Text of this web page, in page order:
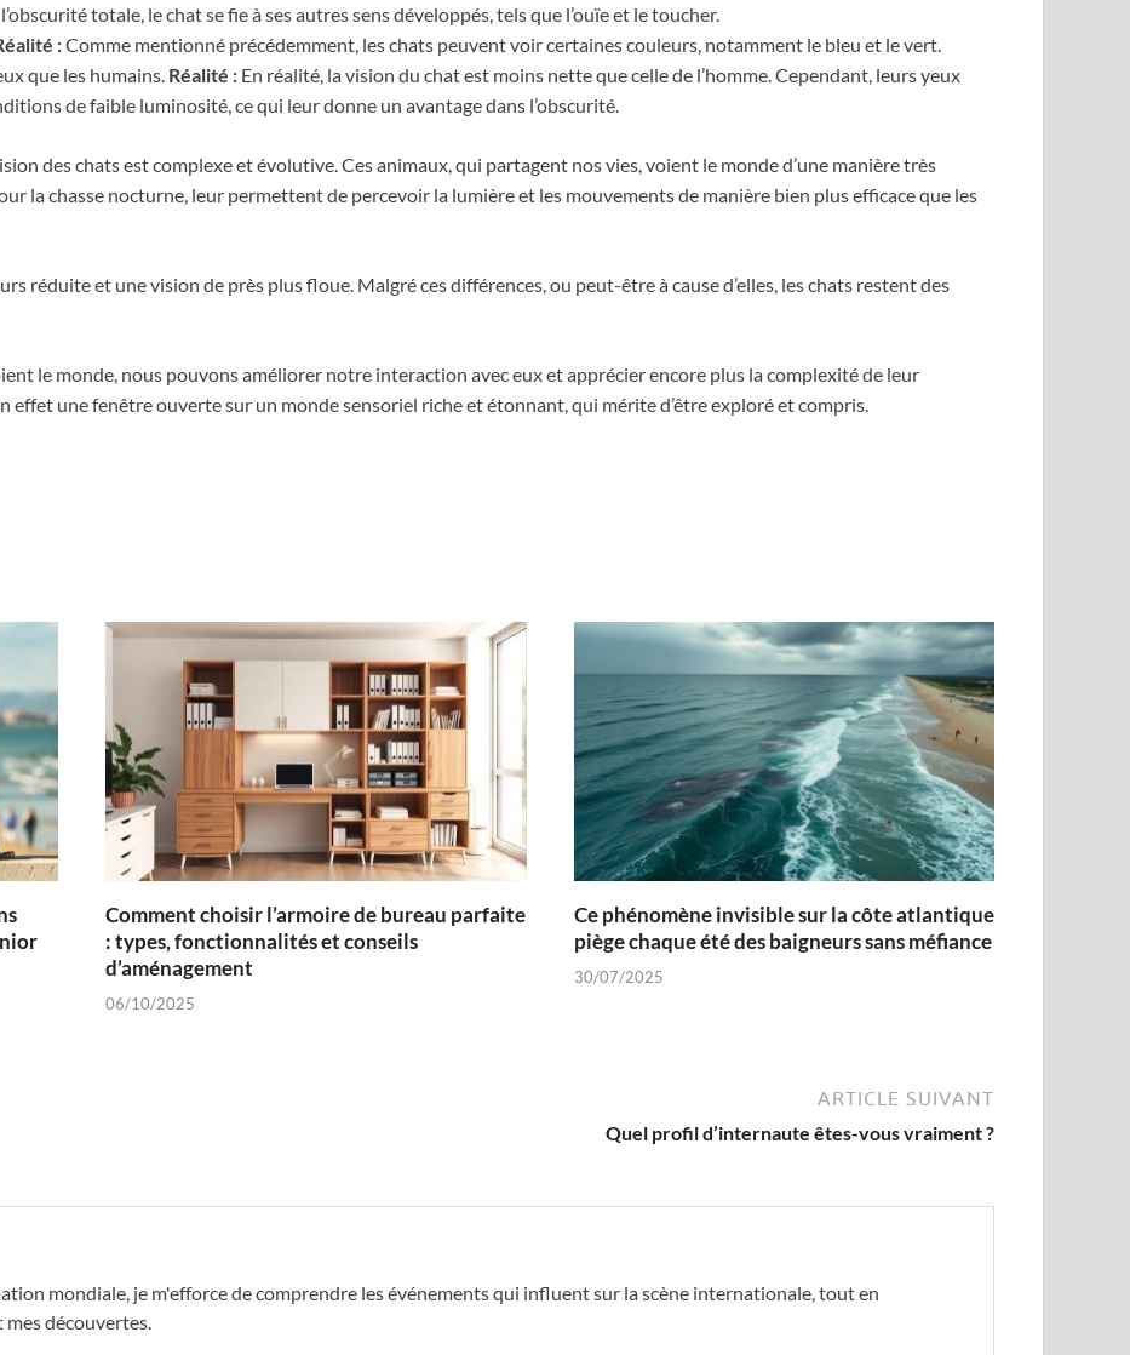
totale, le chat se fie à ses autres sens développés, tels que l’ouïe et le toucher.
:Comme mentionné précédemment, les chats peuvent voir certaines couleurs, notamment le bleu et le vert.
que les humains. Réalité : En réalité, la vision du chat est moins nette que celle de l’homme. Cependant, leurs yeux
de faible luminosité, ce qui leur donne un avantage dans l’obscurité.
des chats est complexe et évolutive. Ces animaux, qui partagent nos vies, voient le monde d’une manière très
la chasse nocturne, leur permettent de percevoir la lumière et les mouvements de manière bien plus efficace que les
réduite et une vision de près plus floue. Malgré ces différences, ou peut-être à cause d’elles, les chats restent des
le monde, nous pouvons améliorer notre interaction avec eux et apprécier encore plus la complexité de leur
effet une fenêtre ouverte sur un monde sensoriel riche et étonnant, qui mérite d’être exploré et compris.
Comment choisir l’armoire de bureau parfaite
: types, fonctionnalités et conseils
d’aménagement
06/10/2025
Ce phénomène invisible sur la côte atlantique
piège chaque été des baigneurs sans méfiance
30/07/2025
ARTICLE SUIVANT
Quel profil d’internaute êtes-vous vraiment ?
mondiale, je m'efforce de comprendre les événements qui influent sur la scène internationale, tout en
découvertes.